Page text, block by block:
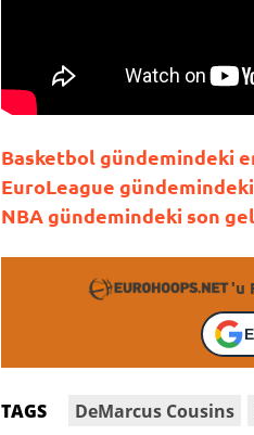
Basketbol gündemindeki
EuroLeague
NBA gündemindeki son
'u
TAGS DeMarcus Cousins